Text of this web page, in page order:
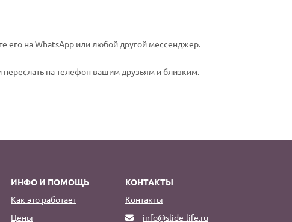
его на WhatsApp или любой другой мессенджер.
переслать на телефон вашим друзьям и близким.
ИНФО И ПОМОЩЬ
Как это работает
Цены
КОНТАКТЫ
Контакты
info@slide-life.ru